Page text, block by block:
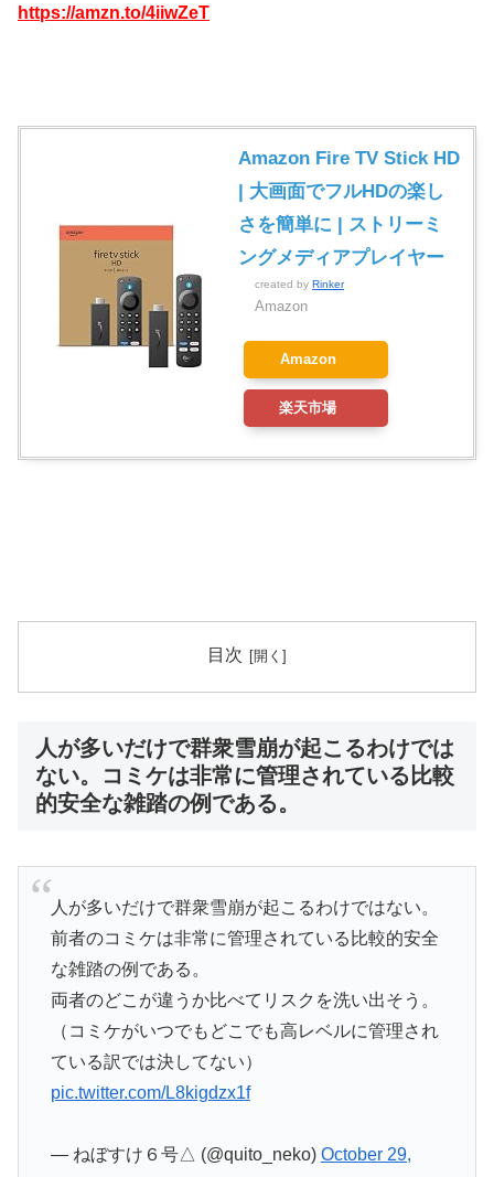
https://amzn.to/4iiwZeT
Amazon Fire TV Stick HD
| 大画面でフルHDの楽し
さを簡単に | ストリーミ
ングメディアプレイヤー
created by Rinker
Amazon
Amazon
楽天市場
目次
人が多いだけで群衆雪崩が起こるわけでは
ない。コミケは非常に管理されている比較
的安全な雑踏の例である。
人が多いだけで群衆雪崩が起こるわけではない。
前者のコミケは非常に管理されている比較的安全
な雑踏の例である。
両者のどこが違うか比べてリスクを洗い出そう。
（コミケがいつでもどこでも高レベルに管理され
ている訳では決してない）
pic.twitter.com/L8kigdzx1f
— ねぼすけ６号△ (@quito_neko) October 29,